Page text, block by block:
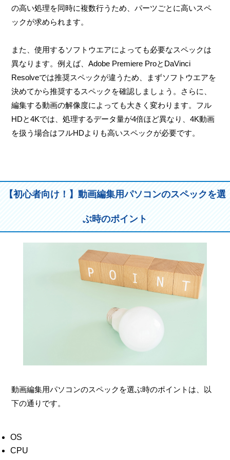
の高い処理を同時に複数行うため、パーツごとに高いスペ
ックが求められます。
また、使用するソフトウエアによっても必要なスペックは
異なります。例えば、Adobe Premiere ProとDaVinci
Resolveでは推奨スペックが違うため、まずソフトウエアを
決めてから推奨するスペックを確認しましょう。さらに、
編集する動画の解像度によっても大きく変わります。フル
HDと4Kでは、処理するデータ量が4倍ほど異なり、4K動画
を扱う場合はフルHDよりも高いスペックが必要です。
【初心者向け！】動画編集用パソコンのスペックを選
ぶ時のポイント
動画編集用パソコンのスペックを選ぶ時のポイントは、以
下の通りです。
OS
CPU